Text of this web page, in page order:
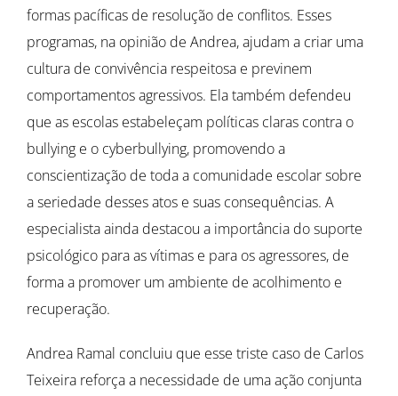
formas pacíficas de resolução de conflitos. Esses
programas, na opinião de Andrea, ajudam a criar uma
cultura de convivência respeitosa e previnem
comportamentos agressivos. Ela também defendeu
que as escolas estabeleçam políticas claras contra o
bullying e o cyberbullying, promovendo a
conscientização de toda a comunidade escolar sobre
a seriedade desses atos e suas consequências. A
especialista ainda destacou a importância do suporte
psicológico para as vítimas e para os agressores, de
forma a promover um ambiente de acolhimento e
recuperação.
Andrea Ramal concluiu que esse triste caso de Carlos
Teixeira reforça a necessidade de uma ação conjunta